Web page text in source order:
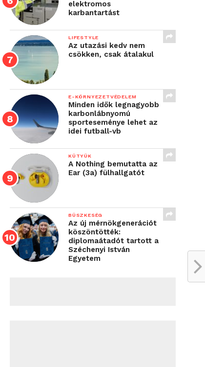
elektromos
karbantartást
LIFESTYLE
Az utazási kedv nem
csökken, csak átalakul
E-KÖRNYEZETVÉDELEM
Minden idők legnagyobb
karbonlábnyomú
sporteseménye lehet az
idei futball-vb
KÜTYÜK
A Nothing bemutatta az
Ear (3a) fülhallgatót
BÜSZKESÉG
Az új mérnökgenerációt
köszöntötték:
diplomaátadót tartott a
Széchenyi István
Egyetem